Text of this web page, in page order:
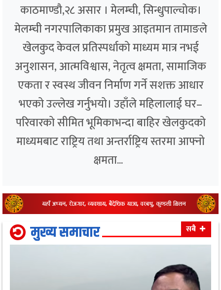
काठमाण्डौ,२८ असार । मेलम्ची, सिन्धुपाल्चोक।
मेलम्ची नगरपालिकाका प्रमुख आइतमान तामाङले
खेलकुद केवल प्रतिस्पर्धाको माध्यम मात्र नभई
अनुशासन, आत्मविश्वास, नेतृत्व क्षमता, सामाजिक
एकता र स्वस्थ जीवन निर्माण गर्ने सशक्त आधार
भएको उल्लेख गर्नुभयो। उहाँले महिलालाई घर–
परिवारको सीमित भूमिकाभन्दा बाहिर खेलकुदको
माध्यमबाट राष्ट्रिय तथा अन्तर्राष्ट्रिय स्तरमा आफ्नो
क्षमता...
मुख्य समाचार सबै